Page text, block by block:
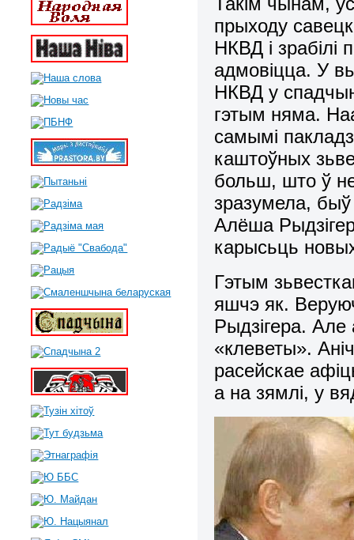
прыходу
НКВД і зрабілі
адмовіцца. У
НКВД у
гэтым няма.
самымі
каштоўных
больш, што ў
зразумела,
Алёша
карысьць
Гэтым
яшчэ як.
Рыдзігера.
«клеветы».
расейскае
а на зямлі, у